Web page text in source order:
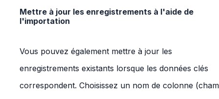
Mettre à jour les enregistrements à l'aide de
l'importation
Vous pouvez également mettre à jour les
enregistrements existants lorsque les données clés
correspondent. Choisissez un nom de colonne